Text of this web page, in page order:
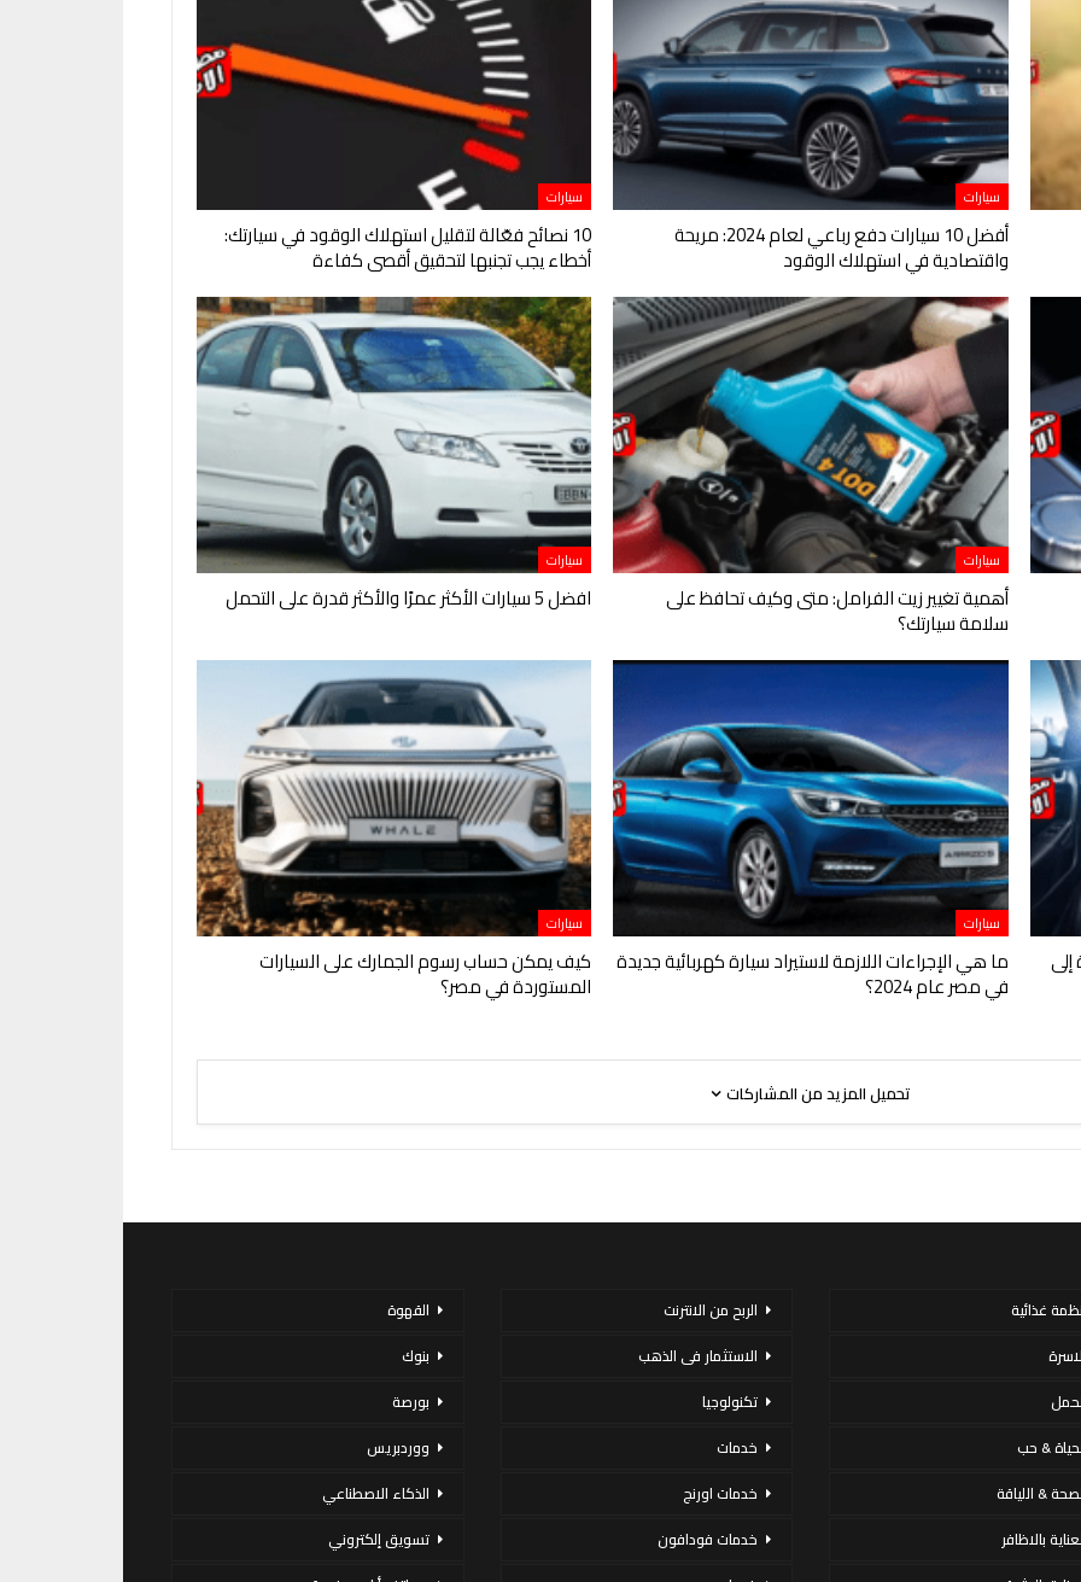
سيارات
أفضل 10 سيارات دفع رباعي لعام 2024: مريحة
واقتصادية في استهلاك الوقود
سيارات
10 نصائح فعّالة لتقليل استهلاك الوقود في سيارتك:
أخطاء يجب تجنبها لتحقيق أقصى كفاءة
سيارات
أهمية تغيير زيت الفرامل: متى وكيف تحافظ على
سلامة سيارتك؟
سيارات
افضل 5 سيارات الأكثر عمرًا والأكثر قدرة على التحمل
سيارات
ما هي الإجراءات اللازمة لاستيراد سيارة كهربائية جديدة
في مصر عام 2024؟
سيارات
كيف يمكن حساب رسوم الجمارك على السيارات
المستوردة في مصر؟
تحميل المزيد من المشاركات
غذائية
& حب
& اللياقة
بالاظافر
الربح من الانترنت
الاستثمار فى الذهب
تكنولوجيا
خدمات
خدمات اورنج
خدمات فودافون
القهوة
بنوك
بورصة
ووردبريس
الذكاء الاصطناعي
تسويق إلكتروني